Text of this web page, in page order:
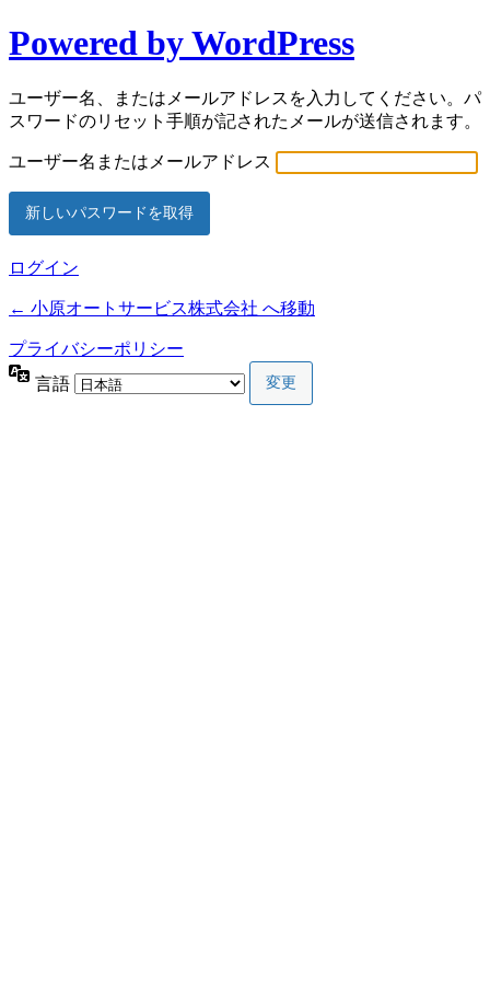
Powered by WordPress
ユーザー名、またはメールアドレスを入力してください。パ
スワードのリセット手順が記されたメールが送信されます。
ユーザー名またはメールアドレス
ログイン
← 小原オートサービス株式会社 へ移動
プライバシーポリシー
言語